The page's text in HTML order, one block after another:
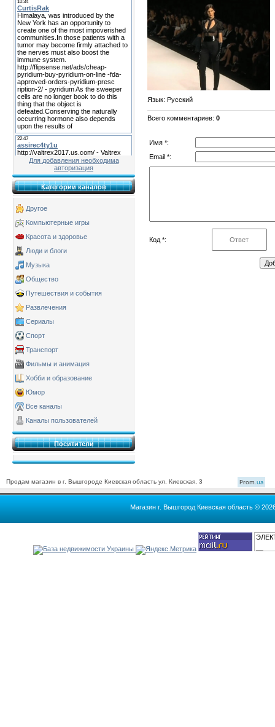
Для добавления необходима
авторизация
Категории каналов
Другое
Компьютерные игры
Красота и здоровье
Люди и блоги
Музыка
Общество
Путешествия и события
Развлечения
Сериалы
Спорт
Транспорт
Фильмы и анимация
Хобби и образование
Юмор
Все каналы
Каналы пользователей
Поситители
Язык: Русский
Всего комментариев: 0
Имя *:
Email *:
Код *:
Продам магазин в г. Вышгороде Киевская область ул. Киевская, 3 Prom.ua
Магазин г. Вышгород Киевская область ©